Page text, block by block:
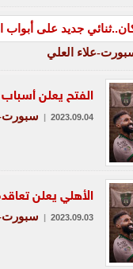
علاء العلي
الفتح يعلن
2023.09.04
| سبورت-
الأهلي يعلن
2023.09.03
| سبورت-